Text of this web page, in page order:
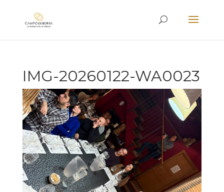
IMG-20260122-WA0023